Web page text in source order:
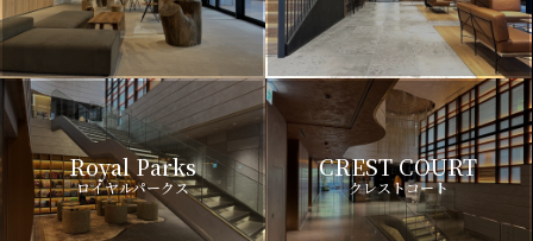
Royal Parks
ロイヤルパークス
CREST COURT
クレストコート